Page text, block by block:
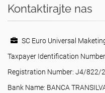
Kontaktirajte nas
SC Euro Universal
Taxpayer Identification
Registration Number: J4/822/
Bank Name: BANCA